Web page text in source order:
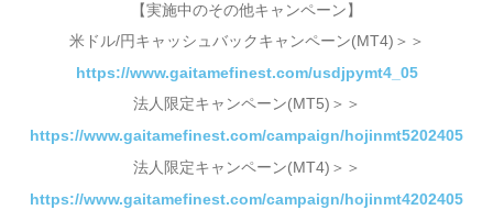
【実施中のその他キャンペーン】
米ドル/円キャッシュバックキャンペーン(MT4)＞＞
https://www.gaitamefinest.com/usdjpymt4_05
法人限定キャンペーン(MT5)＞＞
https://www.gaitamefinest.com/campaign/hojinmt5202405
法人限定キャンペーン(MT4)＞＞
https://www.gaitamefinest.com/campaign/hojinmt4202405